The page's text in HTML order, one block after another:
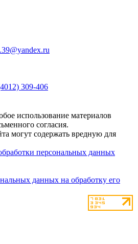
309-406
использование материалов
согласия.
могут содержать вредную для
персональных данных
данных на обработку его